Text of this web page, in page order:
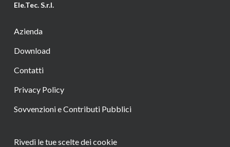
Ele.Tec. S.r.l.
Azienda
Download
Contatti
Privacy Policy
Sovvenzioni e Contributi Pubblici
Rivedi le tue scelte dei cookie